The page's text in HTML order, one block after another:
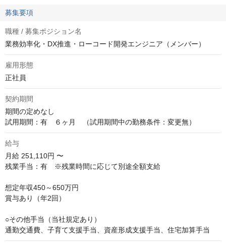
募集要項
職種 / 募集ポジション名
業務効率化・DX推進・ローコード開発エンジニア（メンバー）
雇用形態
正社員
契約期間
期間の定めなし
試用期間：有　６ヶ月　（試用期間中の勤務条件：変更無）
給与
月給 251,110円 〜
残業手当：有　※残業時間に応じて別途全額支給
想定年収450～650万円
賞与あり（年2回）
○その他手当（当社規定あり）
通勤交通費、子育て支援手当、資産形成支援手当、住宅加算手当